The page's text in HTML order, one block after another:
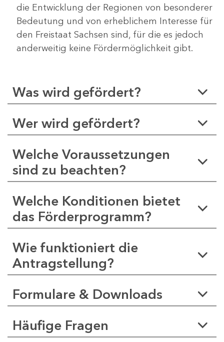
die Entwicklung der Regionen von besonderer
Bedeutung und von erheblichem Interesse für
den Freistaat Sachsen sind, für die es jedoch
anderweitig keine Fördermöglichkeit gibt.
Was wird gefördert?
Wer wird gefördert?
Welche Voraussetzungen
sind zu beachten?
Welche Konditionen bietet
das Förderprogramm?
Wie funktioniert die
Antragstellung?
Formulare & Downloads
Häufige Fragen